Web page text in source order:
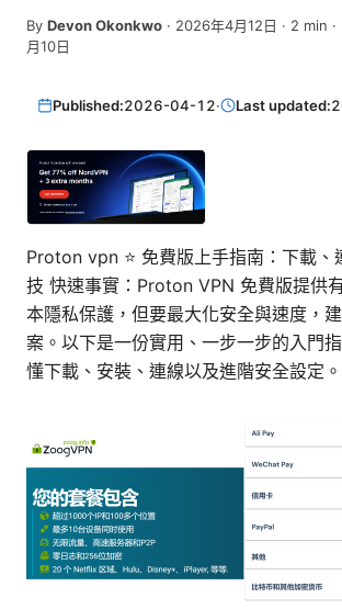
By Devon Okonkwo · 2026年4月12日 · 2 min
月10日
Published:2026-04-12· Last updated:
Proton vpn ⭐ 免費版上手指南：下載、
技 快速事實：Proton VPN 免費版提供
本隱私保護，但要最大化安全與速度，
案。以下是一份實用、一步一步的入門
懂下載、安裝、連線以及進階安全設定。